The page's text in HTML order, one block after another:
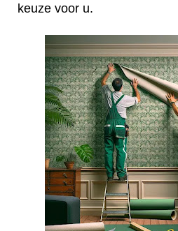
keuze voor u.